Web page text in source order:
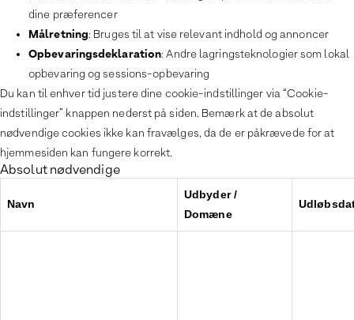
dine præferencer
Målretning: Bruges til at vise relevant indhold og annoncer
Opbevaringsdeklaration: Andre lagringsteknologier som lokal
opbevaring og sessions-opbevaring
Du kan til enhver tid justere dine cookie-indstillinger via “Cookie-
indstillinger” knappen nederst på siden. Bemærk at de absolut
nødvendige cookies ikke kan fravælges, da de er påkrævede for at
hjemmesiden kan fungere korrekt.
Absolut nødvendige
Navn
Udbyder /
Domæne